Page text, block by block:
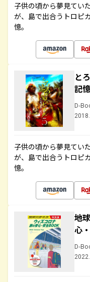
子供の頃から夢見てい
が、島で出合うトロピ
憶。
と
記
D-
子供の頃から夢見てい
が、島で出合うトロピ
憶。
地
心
D-